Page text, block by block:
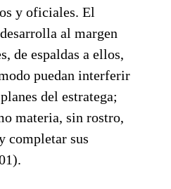
y oficiales. El
al margen
de espaldas a ellos,
puedan interferir
del estratega;
materia, sin rostro,
completar sus